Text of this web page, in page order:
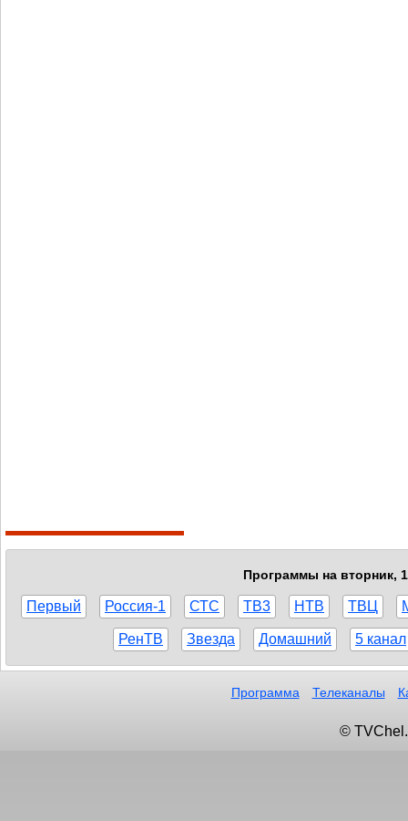
Программы на вторник,
Первый Россия-1 СТС ТВ3 НТВ ТВЦ
РенТВ Звезда Домашний 5 канал
Программа Телеканалы
©